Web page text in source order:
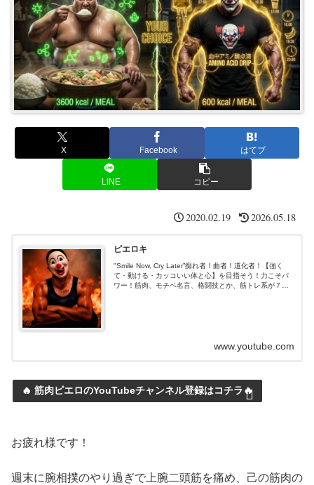
X Facebook はてブ
LINE コピー
2020.02.19 2026.05.18
ピエロキ
"Smile Now, Cry Later”痴れ者！曲者！道化者！【強く
て・動ける・カッコいい体と心】を目指そう！力こそパ
ワー！筋肉、モチベ名言、格闘技とか、筋トレ系が７
www.youtube.com
🔥 筋肉ピエロのYouTubeチャンネル登録はコチラ🔥
お疲れ様です！
週末に腕相撲のやり過ぎで上腕二頭筋を痛め、己の筋肉の